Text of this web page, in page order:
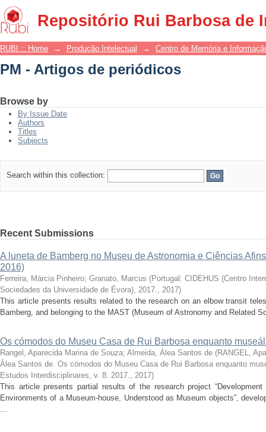
Repositório Rui Barbosa de
PM - Artigos de periódicos
RUBI :: Home → Produção Intelectual → Centro de Memória e
PM - Artigos de periódicos
Browse by
By Issue Date
Authors
Titles
Subjects
Search within this collection:
Recent Submissions
A luneta de Bamberg no Museu de Astronomia e Ciências
2016)
Ferreira, Márcia Pinheiro; Granato, Marcus (Portugal: CIDEHUS (Centro
Sociedades da Universidade de Évora), 2017., 2017)
This article presents results related to the research on an elbow transit
Bamberg, and belonging to the MAST (Museum of Astronomy and Related
Os cómodos do Museu Casa de Rui Barbosa enquanto
Rangel, Aparecida Marina de Souza; Almeida, Álea Santos de (RANGEL,
Álea Santos de. Os cómodos do Museu Casa de Rui Barbosa enquanto
Estudos Interdisciplinares, v. 8. 2017., 2017)
This article presents partial results of the research project
Environments of a Museum-house, Understood as Museum objects”,
...